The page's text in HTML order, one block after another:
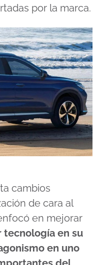
por la marca.
cambios
de cara al
en mejorar
tecnología en su
en uno